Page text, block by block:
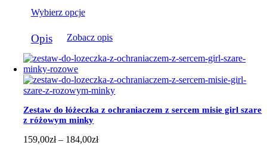
do
Wybierz opcje
produkt
ma
wiele
wariantów.
Opcje
można
wybrać
na
stronie
produktu
Opis Zobacz opis
Zestaw do łóżeczka z ochraniaczem z sercem misie girl szare
z różowym minky
159,00zł – 184,00złZakres